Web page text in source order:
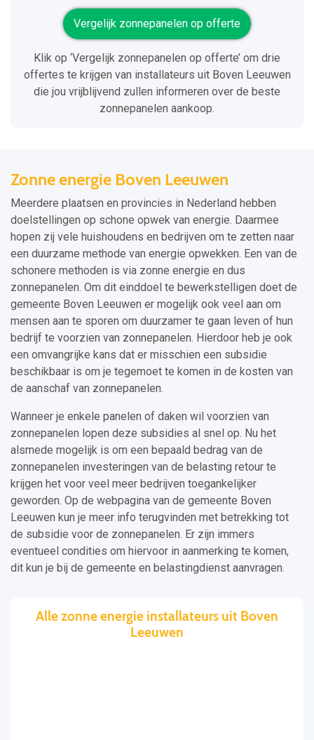
Vergelijk zonnepanelen op offerte
Klik op ‘Vergelijk zonnepanelen op offerte’ om drie
offertes te krijgen van installateurs uit Boven Leeuwen
die jou vrijblijvend zullen informeren over de beste
zonnepanelen aankoop.
Zonne energie Boven Leeuwen
Meerdere plaatsen en provincies in Nederland hebben
doelstellingen op schone opwek van energie. Daarmee
hopen zij vele huishoudens en bedrijven om te zetten naar
een duurzame methode van energie opwekken. Een van de
schonere methoden is via zonne energie en dus
zonnepanelen. Om dit einddoel te bewerkstelligen doet de
gemeente Boven Leeuwen er mogelijk ook veel aan om
mensen aan te sporen om duurzamer te gaan leven of hun
bedrijf te voorzien van zonnepanelen. Hierdoor heb je ook
een omvangrijke kans dat er misschien een subsidie
beschikbaar is om je tegemoet te komen in de kosten van
de aanschaf van zonnepanelen.
Wanneer je enkele panelen of daken wil voorzien van
zonnepanelen lopen deze subsidies al snel op. Nu het
alsmede mogelijk is om een bepaald bedrag van de
zonnepanelen investeringen van de belasting retour te
krijgen het voor veel meer bedrijven toegankelijker
geworden. Op de webpagina van de gemeente Boven
Leeuwen kun je meer info terugvinden met betrekking tot
de subsidie voor de zonnepanelen. Er zijn immers
eventueel condities om hiervoor in aanmerking te komen,
dit kun je bij de gemeente en belastingdienst aanvragen.
Alle zonne energie installateurs uit Boven
Leeuwen